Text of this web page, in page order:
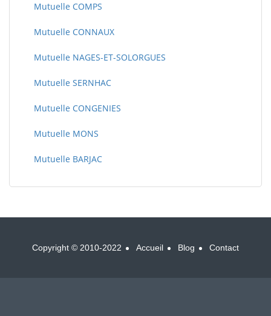
Mutuelle COMPS
Mutuelle CONNAUX
Mutuelle NAGES-ET-SOLORGUES
Mutuelle SERNHAC
Mutuelle CONGENIES
Mutuelle MONS
Mutuelle BARJAC
Copyright © 2010-2022 Accueil Blog Contact